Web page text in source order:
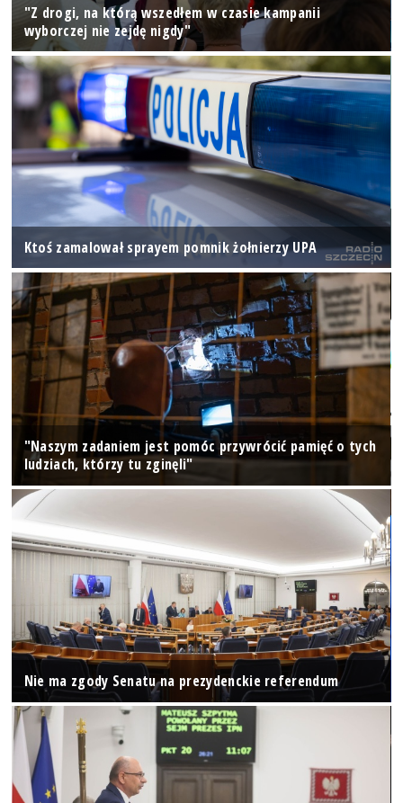
"Z drogi, na którą wszedłem w czasie kampanii
wyborczej nie zejdę nigdy"
Ktoś zamalował sprayem pomnik żołnierzy UPA
"Naszym zadaniem jest pomóc przywrócić pamięć o tych
ludziach, którzy tu zginęli"
Nie ma zgody Senatu na prezydenckie referendum